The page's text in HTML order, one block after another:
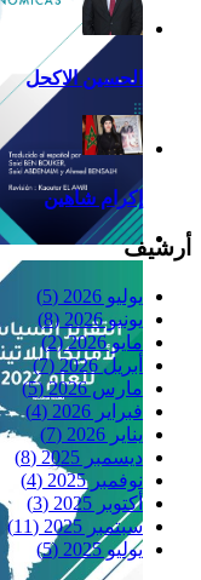
Reflexiones
الحسين الاكحل
إكرام شاهين
أرشيف
يوليو 2026
(5)
يونيو 2026
(8)
مايو 2026
(2)
أبريل 2026
(7)
مارس 2026
(5)
فبراير 2026
(4)
يناير 2026
(7)
ديسمبر 2025
(8)
نوفمبر 2025
(4)
أكتوبر 2025
(3)
سبتمبر 2025
(11)
يوليو 2025
(5)